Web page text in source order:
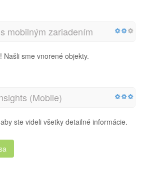
mobilným zariadením
Našli sme vnorené objekty.
(Mobile)
ste videli všetky detailné informácie.